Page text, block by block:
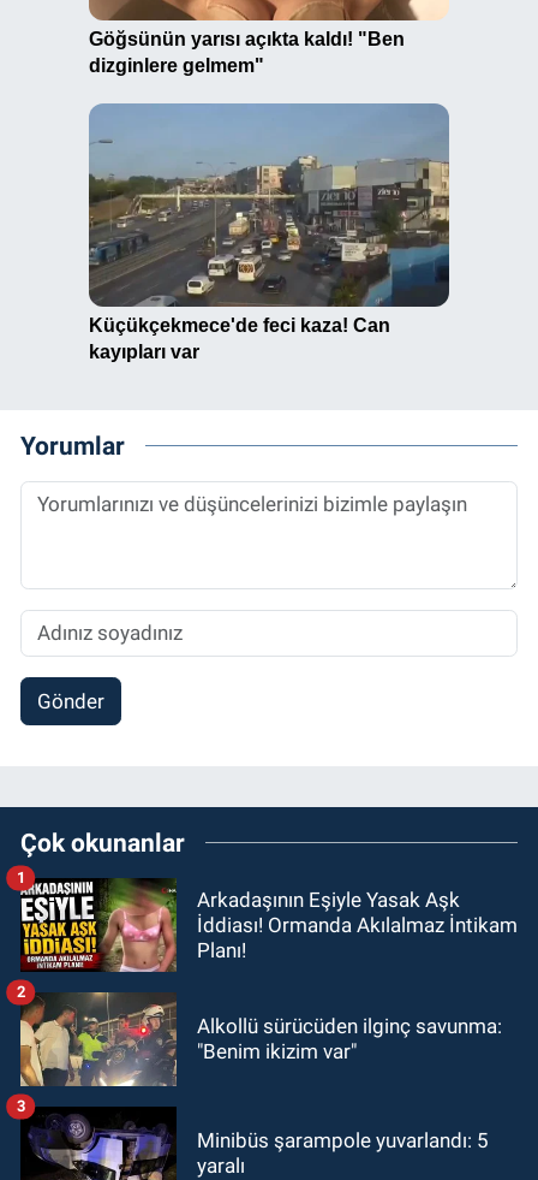
Yorumlar
Gönder
Çok okunanlar
Arkadaşının Eşiyle Yasak Aşk
İddiası! Ormanda Akılalmaz İntikam
Planı!
1
Alkollü sürücüden ilginç savunma:
"Benim ikizim var"
2
Minibüs şarampole yuvarlandı: 5
yaralı
3